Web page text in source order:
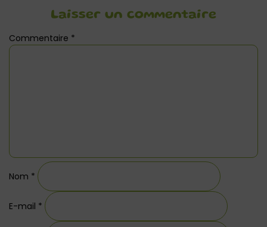
Laisser un commentaire
Commentaire *
Nom *
E-mail *